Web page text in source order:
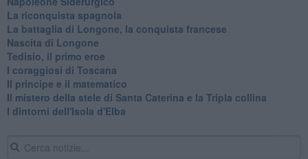
​La riconquista spagnola
​La battaglia di Longone, la conquista francese
Nascita di Longone
Tedisio, il primo eroe
I coraggiosi di Toscana
Il principe e il matematico
Il mistero della stele di Santa Caterina e la Tripla collina
I dintorni dell'Isola d'Elba